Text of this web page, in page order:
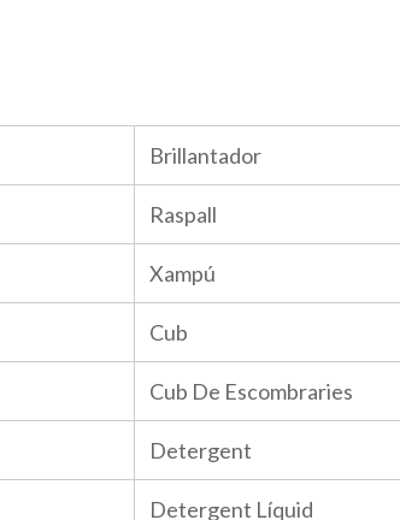
Brillantador
Raspall
Xampú
Cub
Cub De Escombraries
Detergent
Detergent Líquid